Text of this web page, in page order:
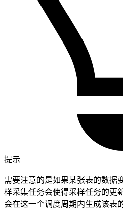
提示
需要注意的是如果某张表的数据
样采集任务会使得采样任务的更
会在这一个调度周期内生成该表